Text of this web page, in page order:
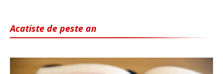
Acatiste de peste an